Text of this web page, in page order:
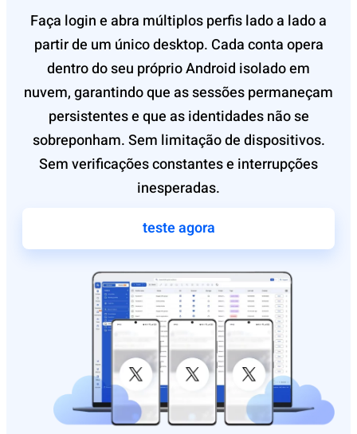
Faça login e abra múltiplos perfis lado a lado a
partir de um único desktop. Cada conta opera
dentro do seu próprio Android isolado em
nuvem, garantindo que as sessões permaneçam
persistentes e que as identidades não se
sobreponham. Sem limitação de dispositivos.
Sem verificações constantes e interrupções
inesperadas.
teste agora